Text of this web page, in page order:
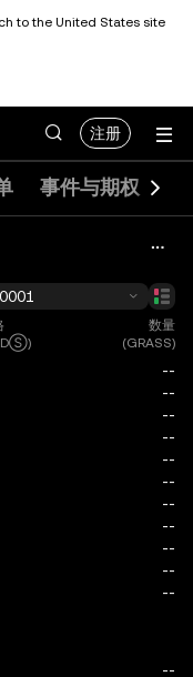
to the United States site
注册
事件与期权
数量
(GRASS)